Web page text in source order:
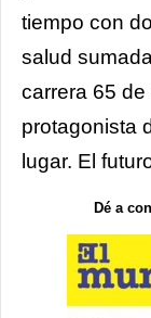
tiempo con
salud
carrera 65
protagonista
lugar. El
Dé a